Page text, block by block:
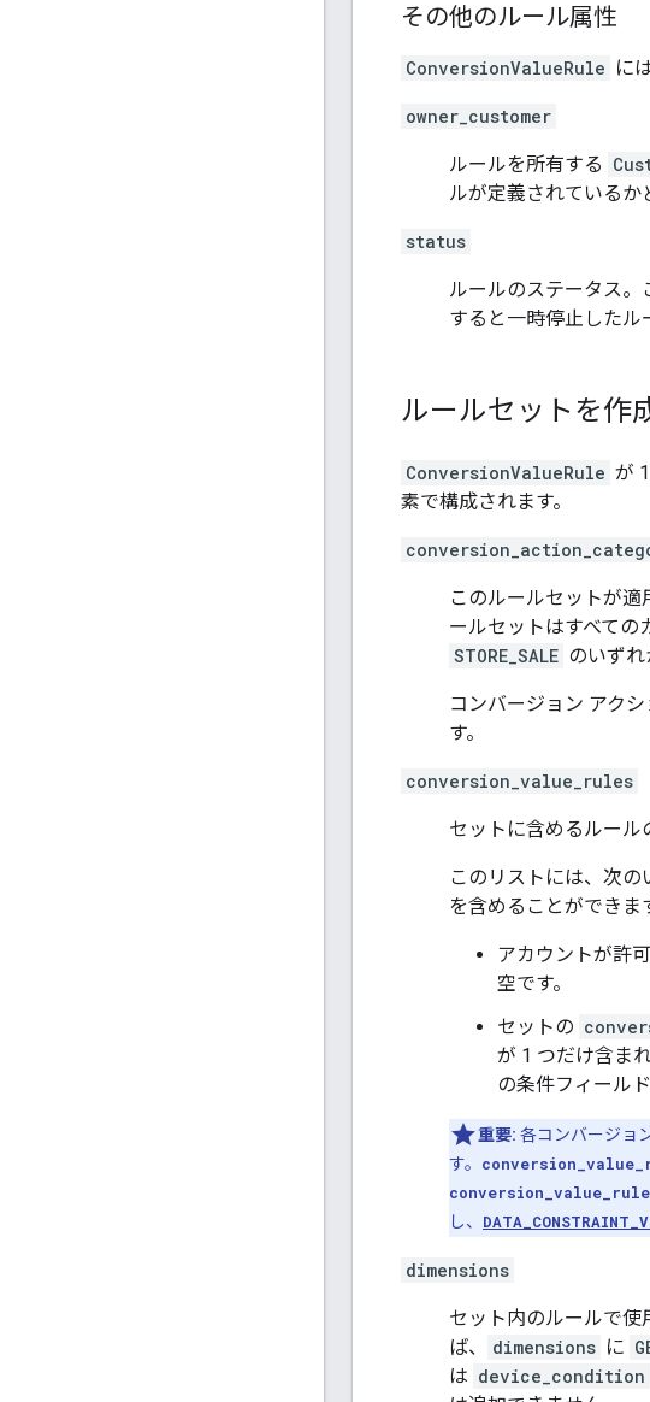
その他のルール属性
ConversionValueRule に
owner_customer
ルールを所有する
ルが定義されているか
status
ルールのステータス。
すると一時停止したル
ルールセットを作
ConversionValueRule が
素で構成されます。
このルールセットが
ールセットはすべての
STORE_SALE のいずれ
コンバージョン アク
す。
conversion_value_rules
セットに含めるルール
このリストには、次の
を含めることができま
アカウントが許
空です。
セットの
が 1 つだけ含ま
の条件フィール
重要: 各コンバージョ
す。
し、
dimensions
セット内のルールで使
ば、
dimensions に
は device_condition